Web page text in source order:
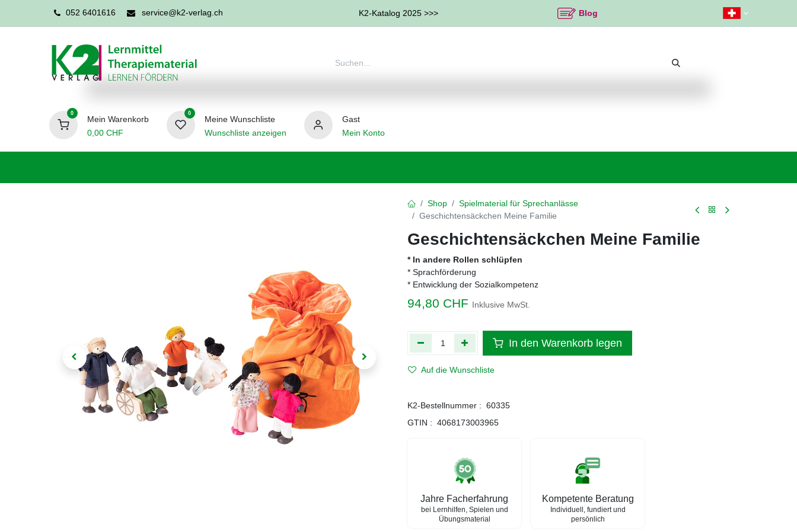
052 6401616 service@k2-verlag.ch K2-Katalog 2025 >>> Blog
0
Mein Warenkorb
0,00CHF
0
Meine Wunschliste
Wunschliste anzeigen
Gast
Mein Konto
Shop
Spielmaterial für Sprechanlässe
Geschichtensäckchen Meine Familie
Geschichtensäckchen Meine Familie
* In andere Rollen schlüpfen
* Sprachförderung
* Entwicklung der Sozialkompetenz
94,80 CHF Inklusive MwSt.
In den Warenkorb legen
Auf die Wunschliste
K2-Bestellnummer : 60335
GTIN : 4068173003965
Jahre Facherfahrung
bei Lernhilfen, Spielen und
Übungsmaterial
Kompetente Beratung
Individuell, fundiert und
persönlich